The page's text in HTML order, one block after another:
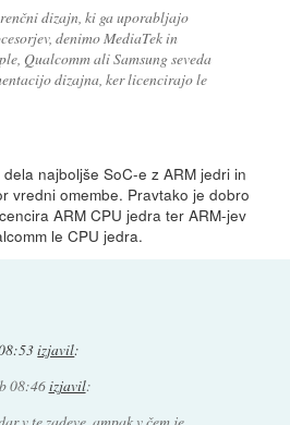
dizajn, ki ga uporabljajo
denimo MediaTek in
Qualcomm ali Samsung seveda
dizajna, ker licencirajo le
najboljše SoC-e z ARM jedri in
vredni omembe. Pravtako je dobro
ARM CPU jedra ter ARM-jev
le CPU jedra.
izjavil:
08:46izjavil: